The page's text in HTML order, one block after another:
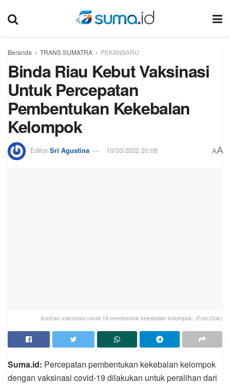
Beranda TRANS SUMATRA PEKANBARU
Binda Riau Kebut Vaksinasi
Untuk Percepatan
Pembentukan Kekebalan
Kelompok
Editor Sri Agustina 10/03/2022 20:08 AA
Ilustrasi vaksinasi covid-19 membentuk kekebalan kelompok. (Foto:Dok)
Suma.id: Percepatan pembentukan kekebalan kelompok
dengan vaksinasi covid-19 dilakukan untuk peralihan dari